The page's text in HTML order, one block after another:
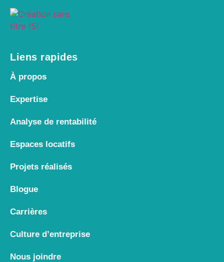
Liens rapides
À propos
Expertise
Analyse de rentabilité
Espaces locatifs
Projets réalisés
Blogue
Carrières
Culture d’entreprise
Nous joindre